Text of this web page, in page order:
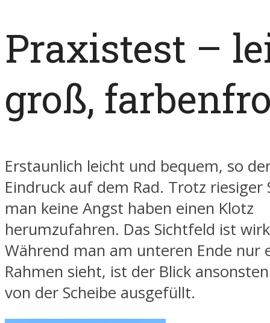
Praxistest –
groß,
Erstaunlich leicht und bequem, so
Eindruck auf dem Rad. Trotz riesiger
man keine Angst haben einen Klotz
herumzufahren. Das Sichtfeld ist
Während man am unteren Ende nur
Rahmen sieht, ist der Blick
von der Scheibe ausgefüllt.